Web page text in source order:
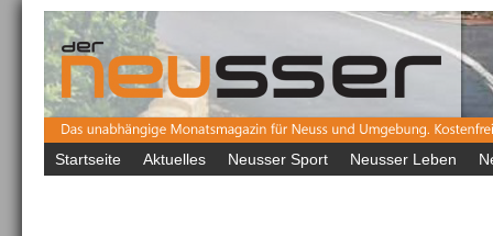
Startseite Aktuelles Neusser Sport Neusser Leben